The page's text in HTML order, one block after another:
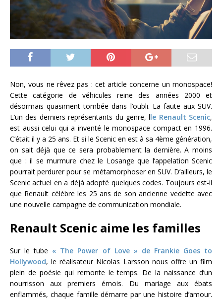
Non, vous ne rêvez pas : cet article concerne un monospace!
Cette catégorie de véhicules reine des années 2000 et
désormais quasiment tombée dans l’oubli. La faute aux SUV.
L’un des derniers représentants du genre, lle Renault Scenic,
est aussi celui qui a inventé le monospace compact en 1996.
C’était il y a 25 ans. Et si le Scenic en est à sa 4ème génération,
on sait déjà que ce sera probablement la dernière. A moins
que : il se murmure chez le Losange que l’appelation Scenic
pourrait perdurer pour se métamorphoser en SUV. D’ailleurs, le
Scenic actuel en a déjà adopté quelques codes. Toujours est-il
que Renault célèbre les 25 ans de son ancienne vedette avec
une nouvelle campagne de communication mondiale.
Renault Scenic aime les familles
Sur le tube « The Power of Love » de Frankie Goes to
Hollywood, le réalisateur Nicolas Larsson nous offre un film
plein de poésie qui remonte le temps. De la naissance d’un
nourrisson aux premiers émois. Du mariage aux ébats
enflammés, chaque famille démarre par une histoire d’amour.